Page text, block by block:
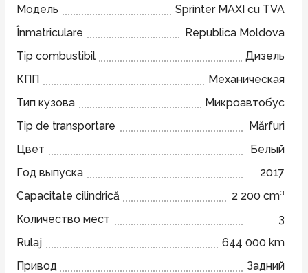
Модель
Sprinter MAXI cu TVA
Înmatriculare
Republica Moldova
Tip combustibil
Дизель
КПП
Механическая
Тип кузова
Микроавтобус
Tip de transportare
Mărfuri
Цвет
Белый
Год выпуска
2017
Capacitate cilindrică
2 200 cm³
Количество мест
3
Rulaj
644 000 km
Привод
Задний